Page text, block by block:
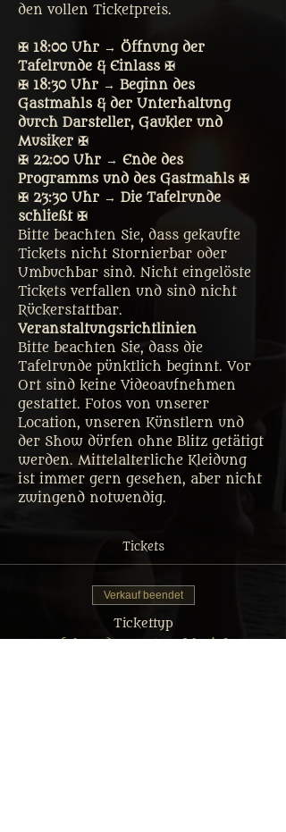
den vollen Ticketpreis.
✠ 18:00 Uhr → Öffnung der
Tafelrunde & Einlass ✠
✠ 18:30 Uhr → Beginn des
Gastmahls & der Unterhaltung
durch Darsteller, Gaukler und
Musiker ✠
✠ 22:00 Uhr → Ende des
Programms und des Gastmahls ✠
✠ 23:30 Uhr → Die Tafelrunde
schließt ✠
Bitte beachten Sie, dass gekaufte
Tickets nicht Stornierbar oder
Umbuchbar sind. Nicht eingelöste
Tickets verfallen und sind nicht
Rückerstattbar.
Veranstaltungsrichtlinien
Bitte beachten Sie, dass die
Tafelrunde pünktlich beginnt. Vor
Ort sind keine Videoaufnehmen
gestattet. Fotos von unserer
Location, unseren Künstlern und
der Show dürfen ohne Blitz getätigt
werden. Mittelalterliche Kleidung
ist immer gern gesehen, aber nicht
zwingend notwendig.
Tickets
Verkauf beendet
Tickettyp
Tafelrunde Gastmahl Ticket